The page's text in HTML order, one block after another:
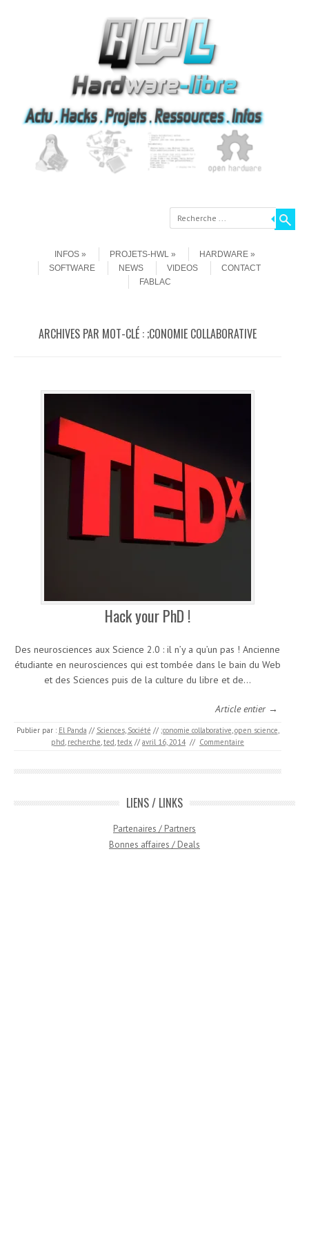
Recherche
INFOS
PROJETS-HWL
HARDWARE
SOFTWARE
NEWS VIDEOS
CONTACT
FABLAC
ARCHIVES PAR MOT-CLÉ : ;CONOMIE COLLABORATIVE
Hack your PhD !
Des neurosciences aux Science 2.0 : il n’y a qu’un pas ! Ancienne
étudiante en neurosciences qui est tombée dans le bain du Web
et des Sciences puis de la culture du libre et de…
Article entier →
Publier par : El Panda // Sciences, Société // ;conomie collaborative,open science,
phd, recherche,ted,tedx // avril 16, 2014 // Commentaire
LIENS / LINKS
Partenaires / Partners
Bonnes affaires / Deals